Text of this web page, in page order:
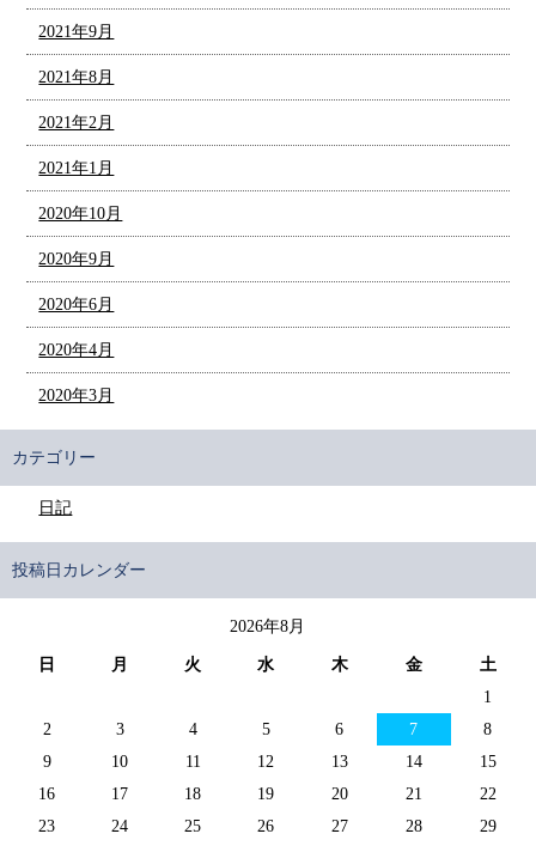
2021年9月
2021年8月
2021年2月
2021年1月
2020年10月
2020年9月
2020年6月
2020年4月
2020年3月
カテゴリー
日記
投稿日カレンダー
2026年8月
日 月 火 水 木 金
土
1
2
3 4 5 6 7
8
9
10 11 12 13 14
15
16
17 18 19 20 21
22
23
24 25 26 27 28
29